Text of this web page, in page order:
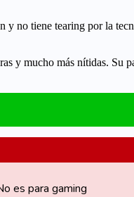
y no tiene tearing por la
y mucho más nítidas. Su
es para gaming